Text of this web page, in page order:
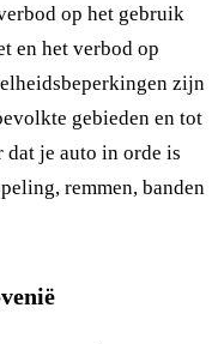
op het gebruik
en het verbod op
zijn
gebieden en tot
dat je auto in orde is
remmen, banden